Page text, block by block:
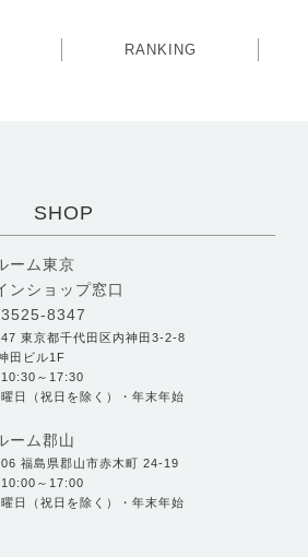
RANKING
SHOP
ーム東京
ンショップ窓口
8347
東京都千代田区内神田3-2-8
田ビル1F
～17:30
日（祝日を除く）・年末年始
ーム郡山
福島県郡山市赤木町 24-19
～17:00
日（祝日を除く）・年末年始